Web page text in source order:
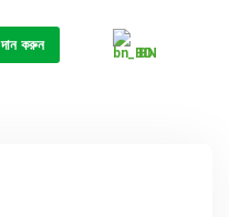
দান করুন BN